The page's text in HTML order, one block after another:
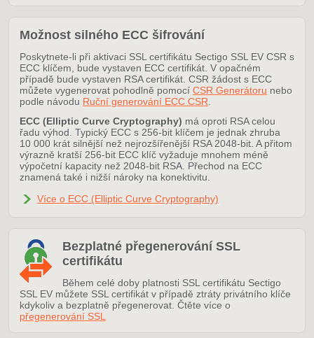
Možnost silného ECC šifrování
Poskytnete-li při aktivaci SSL certifikátu Sectigo SSL EV CSR s
ECC klíčem, bude vystaven ECC certifikát. V opačném
případě bude vystaven RSA certifikát. CSR žádost s ECC
můžete vygenerovat pohodlně pomocí CSR Generátoru nebo
podle návodu Ruční generování ECC CSR
ECC (Elliptic Curve Cryptography) má oproti RSA celou
řadu výhod. Typický ECC s 256-bit klíčem je jednak zhruba
10 000 krát silnější než nejrozšířenější RSA 2048-bit. A přitom
výrazně kratší 256-bit ECC klíč vyžaduje mnohem méně
výpočetní kapacity než 2048-bit RSA. Přechod na ECC
znamená také i nižší nároky na konektivitu.
Více o ECC (Elliptic Curve Cryptography)
Bezplatné přegenerování SSL
certifikátu
Během celé doby platnosti SSL certifikátu Sectigo
SSL EV můžete SSL certifikát v případě ztráty privátního klíče
kdykoliv a bezplatně přegenerovat. Čtěte více o
přegenerování SSL